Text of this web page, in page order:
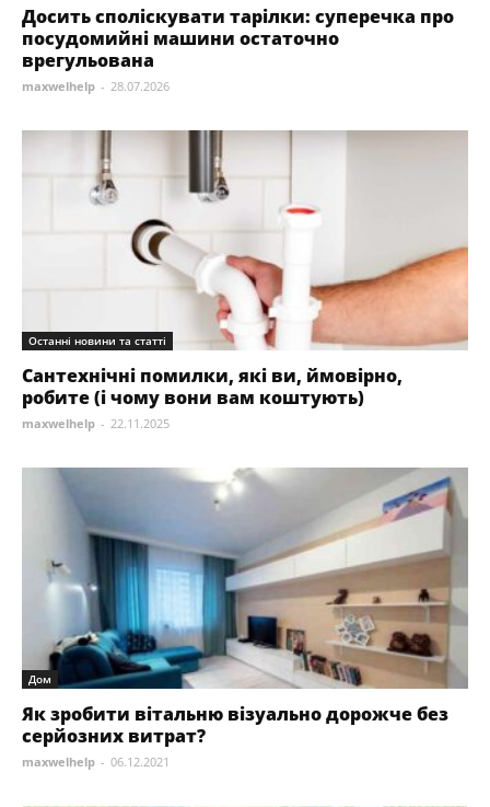
Досить споліскувати тарілки: суперечка про
посудомийні машини остаточно
врегульована
maxwelhelp - 28.07.2026
Останні новини та статті
Сантехнічні помилки, які ви, ймовірно,
робите (і чому вони вам коштують)
maxwelhelp - 22.11.2025
Дом
Як зробити вітальню візуально дорожче без
серйозних витрат?
maxwelhelp - 06.12.2021